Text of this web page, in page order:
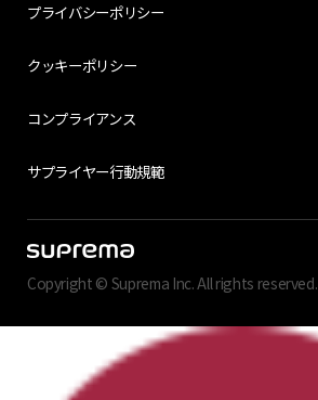
プライバシーポリシー
クッキーポリシー
コンプライアンス
サプライヤー行動規範
Copyright © Suprema Inc. All rights reserved.